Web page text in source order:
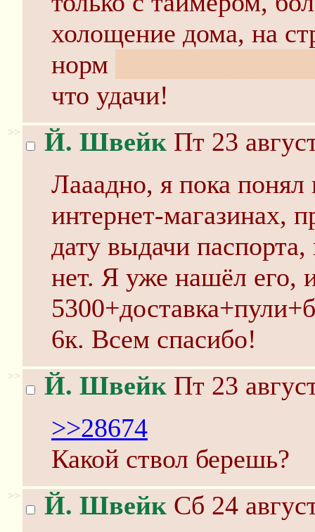
холощение дома, на
норм
что удачи!
>> Й. Швейк Пт 23
Лааадно, я пока
интернет-магазинах,
дату выдачи
нет. Я уже нашёл его,
6к. Всем спасибо!
>> Й. Швейк Пт 23
>>28674
Какой ствол берешь?
>> Й. Швейк Сб 24